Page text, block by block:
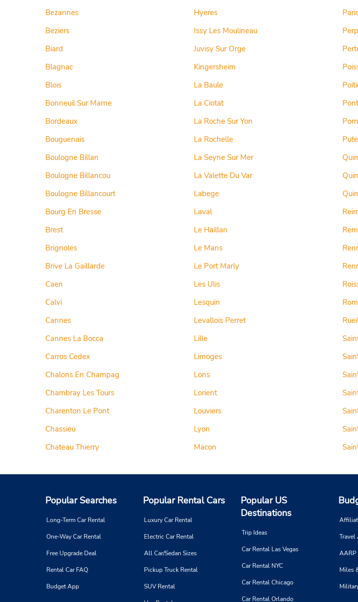
Bezannes
Beziers
Biard
Blagnac
Blois
Bonneuil Sur Marne
Bordeaux
Bouguenais
Boulogne Billan
Boulogne Billancou
Boulogne Billancourt
Bourg En Bresse
Brest
Brignoles
Brive La Gaillarde
Caen
Calvi
Cannes
Cannes La Bocca
Carros Cedex
Chalons En Champag
Chambray Les Tours
Charenton Le Pont
Chassieu
Chateau Thierry
Hyeres
Issy Les Moulineau
Juvisy Sur Orge
Kingersheim
La Baule
La Ciotat
La Roche Sur Yon
La Rochelle
La Seyne Sur Mer
La Valette Du Var
Labege
Laval
Le Haillan
Le Mans
Le Port Marly
Les Ulis
Lesquin
Levallois Perret
Lille
Limoges
Lons
Lorient
Louviers
Lyon
Macon
Popular Searches
Long-Term Car Rental
One-Way Car Rental
Free Upgrade Deal
Rental Car FAQ
Budget App
Popular Rental Cars
Luxury Car Rental
Electric Car Rental
All Car/Sedan Sizes
Pickup Truck Rental
SUV Rental
Popular US
Destinations
Trip Ideas
Car Rental Las Vegas
Car Rental NYC
Car Rental Chicago
Car Rental Orlando
Travel
AARP
Miles